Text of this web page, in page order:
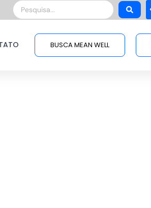
Pesquisar
...
BUSCA MEAN WELL